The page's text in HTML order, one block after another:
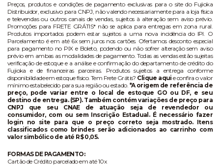
Preços, produtos e condições de pagamento exclusivas para o site do Fujioka
Distribuidor, exclusivo para CNPJ, não valendo necessariamente para a loja física
e televendas ou outros canais de vendas, sujeitos à alteração sem aviso prévio.
Promoções para FRETE GRÁTIS* não se aplica para entregas em zona rural.
Produtos importados podem estar sujeitos a uma nova incidência do IPI. O
Parcelamento é em até 6x sem juros nos cartões. Ofertamos desconto especial
para pagamento no PIX e Boleto, podendo ou não sofrer alteração sem aviso
prévio em ambas as modalidades de pagamento. Todas as vendas estão sujeitas
verificação de estoque e a análise e confirmação do departamento de crédito do
Fujioka e de financeiras parceiras. Produtos sujeitos a entrega conforme
disponibilidade em estoque físico. Tem Frete Grátis? Clique aqui e confira o valor
mínimo estabelecido para sua região ou estado. *A origem de referência de
preço, pode variar entre o local de estoque GO ou DF, e seu
destino de entrega. (SP). Também contém variações de preço para
CNPJ que seu CNAE de atuação seja de revendedor ou
consumidor, com ou sem Inscrição Estadual. É necessário fazer
login no site para que o preço correto seja mostrado. Itens
classificados como brindes serão adicionados ao carrinho com
valor simbólico de até R$ 0,05.
FORMAS DE PAGAMENTO:
Cartão de Crédito parcelado em até 10x